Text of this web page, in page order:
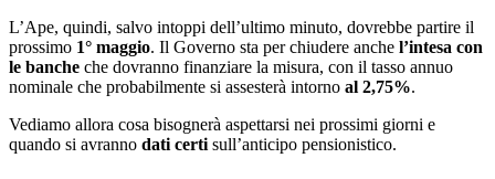
L’Ape, quindi, salvo intoppi dell’ultimo minuto, dovrebbe partire il
prossimo 1° maggio. Il Governo sta per chiudere anche l’intesa con
le banche che dovranno finanziare la misura, con il tasso annuo
nominale che probabilmente si assesterà intorno al 2,75%.
Vediamo allora cosa bisognerà aspettarsi nei prossimi giorni e
quando si avranno dati certi sull’anticipo pensionistico.